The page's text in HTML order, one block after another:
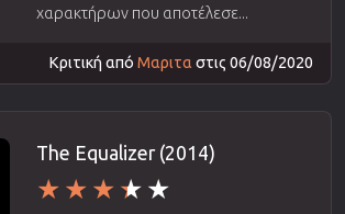
χαρακτήρων που αποτέλεσε...
Κριτική από Μαριταστις 06/08/2020
The Equalizer (2014)